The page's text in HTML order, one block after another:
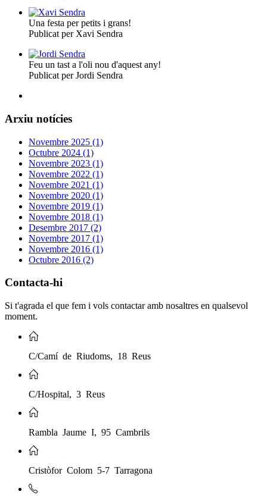
Una festa per petits i grans!
Publicat per Xavi Sendra
Feu un tast a l'oli nou d'aquest any!
Publicat per Jordi Sendra
Arxiu notícies
Novembre 2025 (1)
Octubre 2024 (1)
Novembre 2023 (1)
Novembre 2022 (1)
Novembre 2021 (1)
Novembre 2020 (1)
Novembre 2019 (1)
Novembre 2018 (1)
Desembre 2017 (2)
Novembre 2017 (1)
Novembre 2016 (1)
Octubre 2016 (2)
Contacta-hi
Si t'agrada el que fem i vols contactar amb nosaltres en qualsevol
moment.
C/Camí de Riudoms, 18 Reus
C/Hospital, 3 Reus
Rambla Jaume I, 95 Cambrils
Cristòfor Colom 5-7 Tarragona